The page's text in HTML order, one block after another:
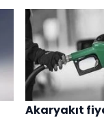
Akaryakıt